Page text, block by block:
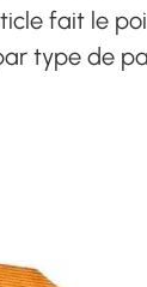
fait le
type de